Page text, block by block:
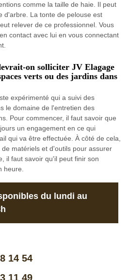
comme la taille de haie. Il peut
d'arbre. La tonte de pelouse est
relever de ce professionnel. Vous
contact avec lui en vous connectant
on solliciter JV Elagage
verts ou des jardins dans
expérimenté qui a suivi des
le domaine de l'entretien des
Pour commencer, il faut savoir que
un engagement en ce qui
qui va être effectuée. À côté de cela,
matériels et d'outils pour assurer
il faut savoir qu'il peut finir son
heure.
du lundi au
14 54
11 49